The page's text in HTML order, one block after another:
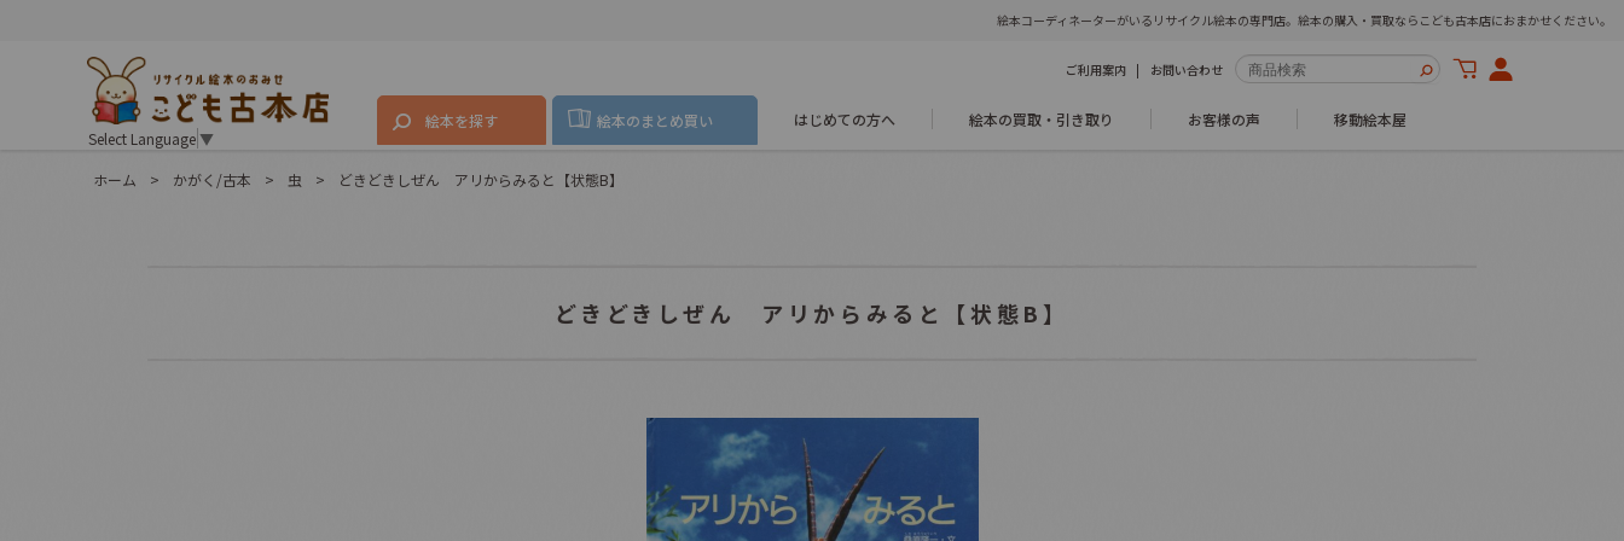
絵本コーディネーターがいるリサイクル絵本の専門店。絵本の購入・買取ならこども古本店におまかせください。
Select Language▼
ご利用案内 お問い合わせ
絵本を探す 絵本のまとめ買い はじめての方へ 絵本の買取・引き取り お客様の声 移動絵本屋
ホーム > かがく/古本 > 虫 > どきどきしぜん アリからみると【状態B】
どきどきしぜん アリからみると【状態B】